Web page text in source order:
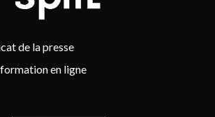
de la presse
en ligne